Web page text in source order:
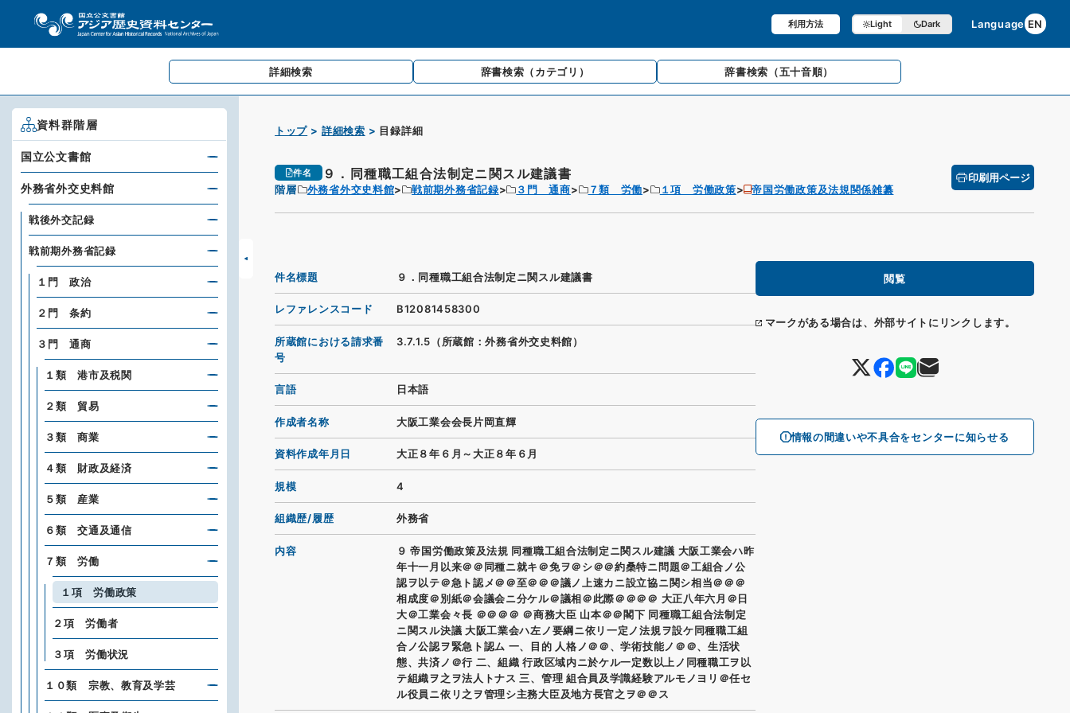
利用方法 Light Dark Language EN
詳細検索 辞書検索 （カテゴリ） 辞書検索 （五十音順）
トップ 詳細検索 目録詳細
件名 ９．同種職工組合法制定ニ関スル建議書
階層 外務省外交史料館 戦前期外務省記録 ３門 通商 ７類 労働 １項 労働政策 帝国労働政策及法規関係雑纂
印刷用ページ
閲覧
マークがある場合は、外部サイトにリンクします。
情報の間違いや不具合をセンターに知らせる
件名標題 ９．同種職工組合法制定ニ関スル建議書
レファレンスコード B12081458300
所蔵館における請求番
号
3.7.1.5（所蔵館：外務省外交史料館）
言語 日本語
作成者名称 大阪工業会会長片岡直輝
資料作成年月日 大正８年６月～大正８年６月
規模 4
組織歴/履歴 外務省
内容
９ 帝国労働政策及法規 同種職工組合法制定ニ関スル建議 大阪工業会ハ昨
年十一月以来＠＠同種ニ就キ＠免ヲ＠シ＠＠約桑特ニ問題＠工組合ノ公
認ヲ以テ＠急ト認メ＠＠至＠＠＠議ノ上速カニ設立協ニ関シ相当＠＠＠
相成度＠別紙＠会議会ニ分ケル＠議相＠此際＠＠＠＠ 大正八年六月＠日
大＠工業会々長 ＠＠＠＠ ＠商務大臣 山本＠＠閣下 同種職工組合法制定
ニ関スル決議 大阪工業会ハ左ノ要綱ニ依リ一定ノ法規ヲ設ケ同種職工組
合ノ公認ヲ緊急ト認ム 一、目的 人格ノ＠＠、学術技能ノ＠＠、生活状
態、共済ノ＠行 二、組織 行政区域内ニ於ケル一定数以上ノ同種職工ヲ以
テ組織ヲ之ヲ法人トナス 三、管理 組合員及学識経験アルモノヨリ＠任セ
ル役員ニ依リ之ヲ管理シ主務大臣及地方長官之ヲ＠＠ス
資料群階層
国立公文書館
外務省外交史料館
戦後外交記録
戦前期外務省記録
１門 政治
２門 条約
３門 通商
１類 港市及税関
２類 貿易
３類 商業
４類 財政及経済
５類 産業
６類 交通及通信
７類 労働
１項 労働政策
２項 労働者
３項 労働状況
１０類 宗教、教育及学芸